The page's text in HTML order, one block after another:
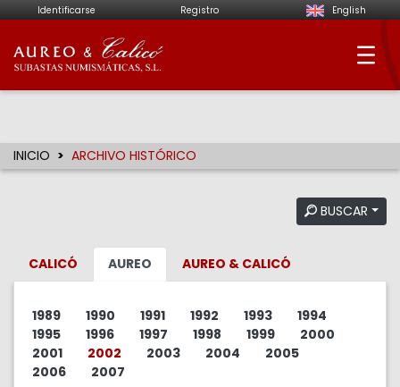
Identificarse Registro English
Aureo & Calicó -
INICIO ARCHIVO HISTÓRICO
BUSCAR
CALICÓ AUREO AUREO & CALICÓ
1989 1990 1991 1992 1993
1994
1995
1996 1997 1998 1999
2000
2001
2002 2003 2004
2005
2006
2007